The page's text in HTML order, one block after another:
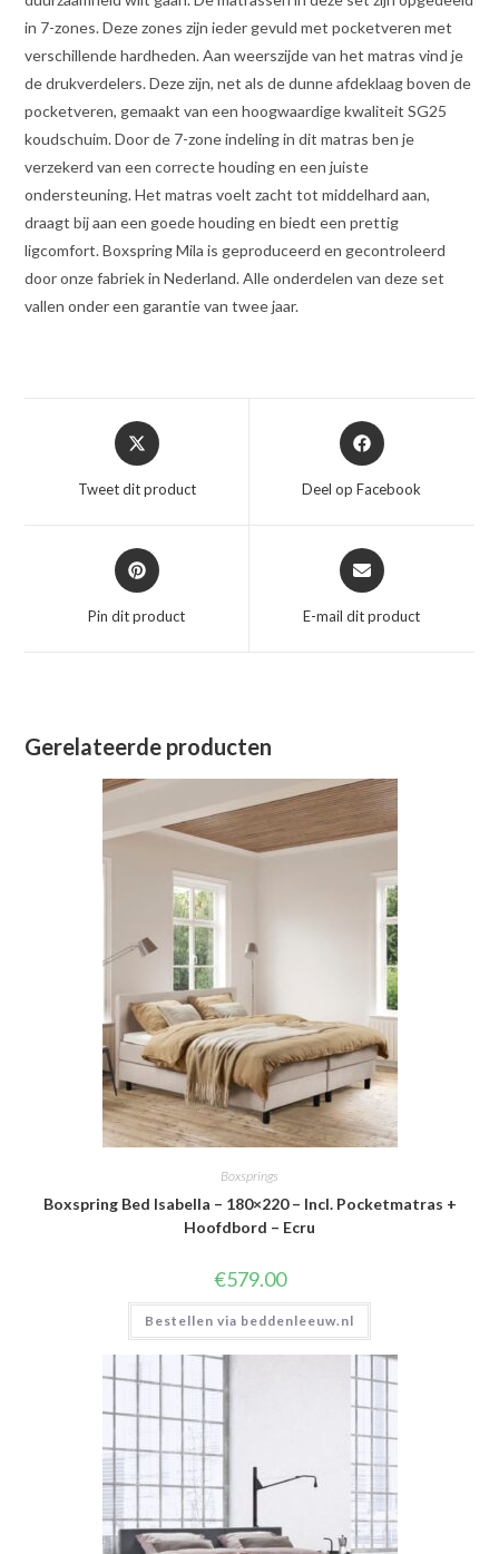
in 7-zones. Deze zones zijn ieder gevuld met pocketveren met
verschillende hardheden. Aan weerszijde van het matras vind je
de drukverdelers. Deze zijn, net als de dunne afdeklaag boven de
pocketveren, gemaakt van een hoogwaardige kwaliteit SG25
koudschuim. Door de 7-zone indeling in dit matras ben je
verzekerd van een correcte houding en een juiste
ondersteuning. Het matras voelt zacht tot middelhard aan,
draagt bij aan een goede houding en biedt een prettig
ligcomfort. Boxspring Mila is geproduceerd en gecontroleerd
door onze fabriek in Nederland. Alle onderdelen van deze set
vallen onder een garantie van twee jaar.
Opent
in
nieuw
Tweet dit product
Opent
in
nieuw
Deel op Facebook
Opent
in
nieuw
Pin dit product
Opent
in
nieuw
E-mail dit product
Gerelateerde producten
Boxsprings
Boxspring Bed Isabella – 180×220 – Incl. Pocketmatras +
Hoofdbord – Ecru
€579.00
Bestellen via beddenleeuw.nl